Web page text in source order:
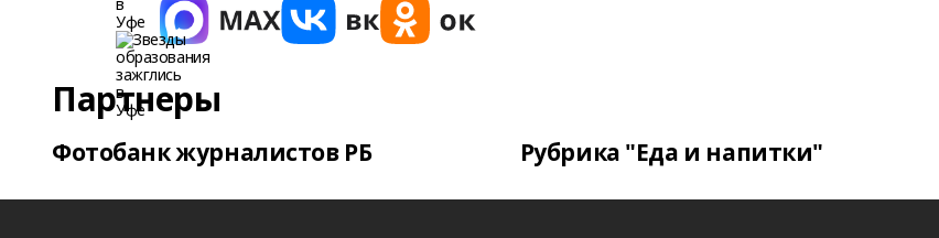
Партнеры
Фотобанк журналистов РБ Рубрика "Еда и напитки"